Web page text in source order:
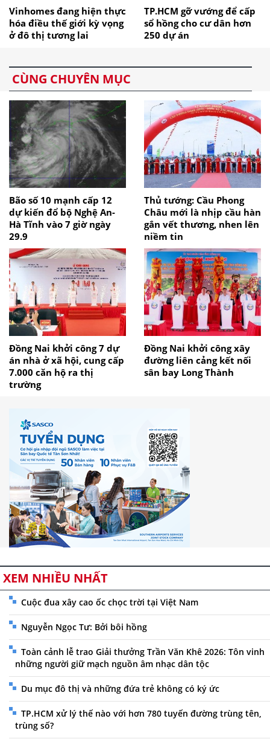
Vinhomes đang hiện thực
hóa điều thế giới kỳ vọng
ở đô thị tương lai
TP.HCM gỡ vướng để cấp
sổ hồng cho cư dân hơn
250 dự án
CÙNG CHUYÊN MỤC
Bão số 10 mạnh cấp 12
dự kiến đổ bộ Nghệ An-
Hà Tĩnh vào 7 giờ ngày
29.9
Thủ tướng: Cầu Phong
Châu mới là nhịp cầu hàn
gắn vết thương, nhen lên
niềm tin
Đồng Nai khởi công 7 dự
án nhà ở xã hội, cung cấp
7.000 căn hộ ra thị
trường
Đồng Nai khởi công xây
đường liên cảng kết nối
sân bay Long Thành
XEM NHIỀU NHẤT
Cuộc đua xây cao ốc chọc trời tại Việt Nam
Nguyễn Ngọc Tư: Bởi bôi hồng
Toàn cảnh lễ trao Giải thưởng Trần Văn Khê 2026: Tôn vinh
những người giữ mạch nguồn âm nhạc dân tộc
Du mục đô thị và những đứa trẻ không có ký ức
TP.HCM xử lý thế nào với hơn 780 tuyến đường trùng tên,
trùng số?